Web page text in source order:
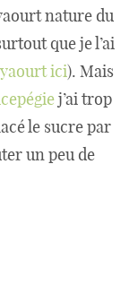
nature du
que je l’ai
ici). Mais
j’ai trop
le sucre par
un peu de